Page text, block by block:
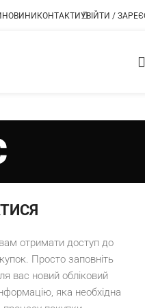
НОВИНИКОНТАКТИУВІЙТИ /
отримати доступ до
Просто заповніть
вас новий обліковий
яка необхідна